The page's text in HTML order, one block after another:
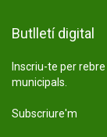
Butlletí digital
Inscriu-te per
municipals.
Subscriure'm